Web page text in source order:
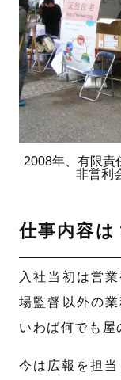
2008年、有限責
非営利
仕事内容は
入社当初は営
場監督以外の
いわば何でも屋
今は広報を担